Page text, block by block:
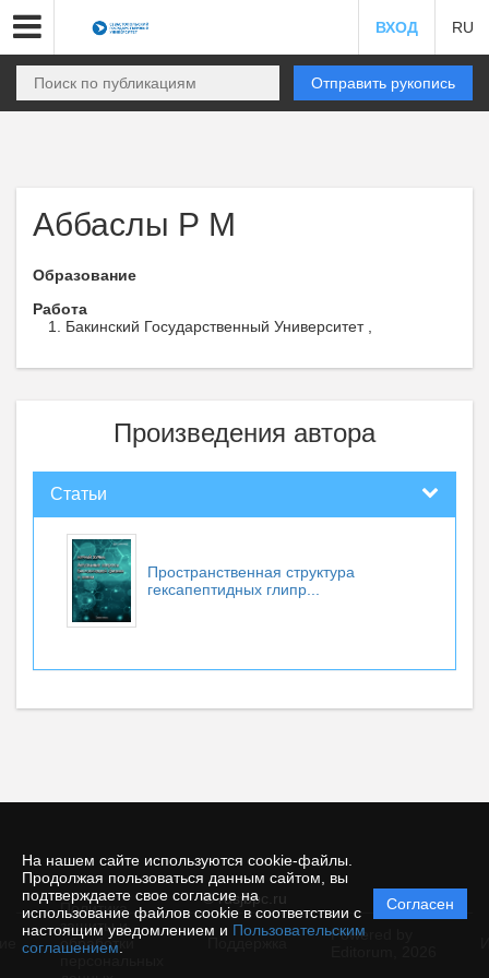
На нашем сайте используются cookie-файлы.
Продолжая пользоваться данным сайтом, вы
подтверждаете свое согласие на
использование файлов cookie в соответствии с
настоящим уведомлением и Пользовательским
соглашением
Согласен
ВХОД RU
Отправить рукопись
Аббаслы Р М
Образование
Работа
Бакинский Государственный Университет ,
Произведения автора
Статьи
Пространственная структура
гексапептидных глипр...
© rusjbpc.ru
Политика
защиты и
обработки
Powered by